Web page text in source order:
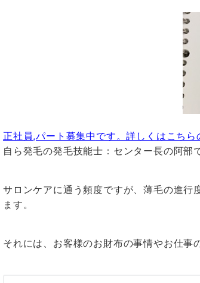
正社員,パート募集中です。詳しくはこちら
自ら発毛の発毛技能士：センター長の阿部
サロンケアに通う頻度ですが、薄毛の進行
ます。
それには、お客様のお財布の事情やお仕事